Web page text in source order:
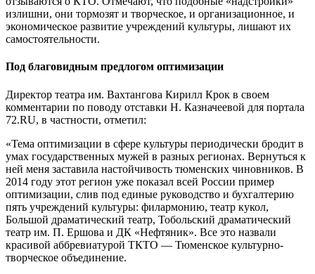
излишни, они тормозят и творческое, и организационное, и
экономическое развитие учреждений культуры, лишают их
самостоятельности.
Под благовидным предлогом оптимизации
Директор театра им. Вахтангова Кирилл Крок в своем
комментарии по поводу отставки Н. Казначеевой для портала
72.RU, в частности, отметил:
«Тема оптимизации в сфере культуры периодически бродит в
умах государственных мужей в разных регионах. Вернуться к
ней меня заставила настойчивость тюменских чиновников. В
2014 году этот регион уже показал всей России пример
оптимизации, слив под единые руководство и бухгалтерию
пять учреждений культуры: филармонию, театр кукол,
Большой драматический театр, Тобольский драматический
театр им. П. Ершова и ДК «Нефтяник». Все это назвали
красивой аббревиатурой ТКТО — Тюменское культурно-
творческое объединение.